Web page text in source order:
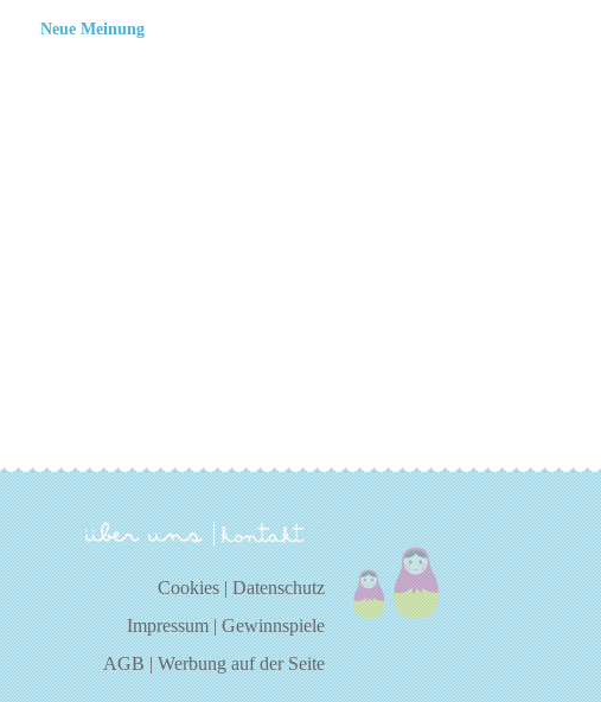
Neue Meinung
über uns kontakt
Cookies|Datenschutz
Impressum|Gewinnspiele
AGB|Werbung auf der Seite